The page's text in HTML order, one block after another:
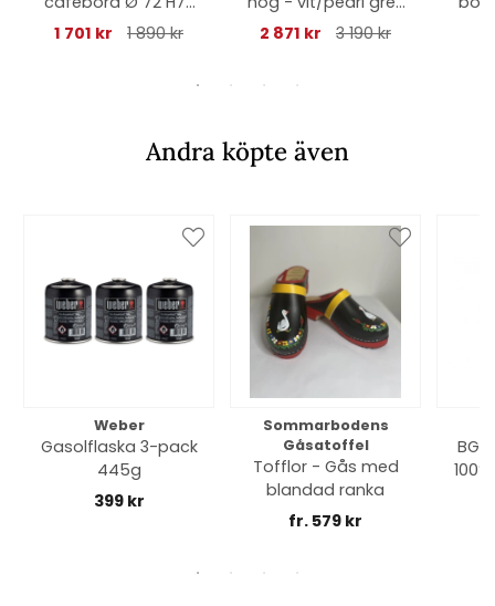
cm - light grey
1 701 kr 1 890 kr
dyna
2 871 kr 3 190 kr
Andra köpte även
Weber
Gasolflaska 3-pack
445g
399 kr
Sommarbodens
Gåsatoffel
Tofflor - Gås med
blandad ranka
fr. 579 kr